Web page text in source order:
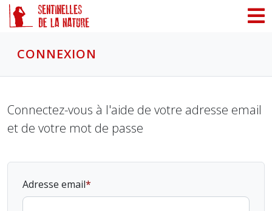
CONNEXION
Connectez-vous à l'aide de votre adresse email
et de votre mot de passe
Adresse email
Panneau de gestion des cookies